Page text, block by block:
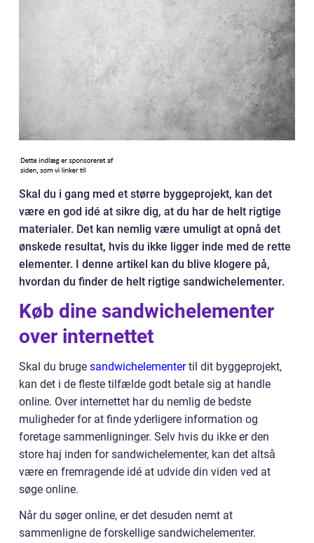
Skal du i gang med et større byggeprojekt, kan det
være en god idé at sikre dig, at du har de helt rigtige
materialer. Det kan nemlig være umuligt at opnå det
ønskede resultat, hvis du ikke ligger inde med de rette
elementer. I denne artikel kan du blive klogere på,
hvordan du finder de helt rigtige sandwichelementer.
Køb dine sandwichelementer
over internettet
Skal du bruge sandwichelementertil dit byggeprojekt,
kan det i de fleste tilfælde godt betale sig at handle
online. Over internettet har du nemlig de bedste
muligheder for at finde yderligere information og
foretage sammenligninger. Selv hvis du ikke er den
store haj inden for sandwichelementer, kan det altså
være en fremragende idé at udvide din viden ved at
søge online.
Når du søger online, er det desuden nemt at
sammenligne de forskellige sandwichelementer.